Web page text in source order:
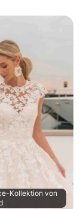
Kollektion von